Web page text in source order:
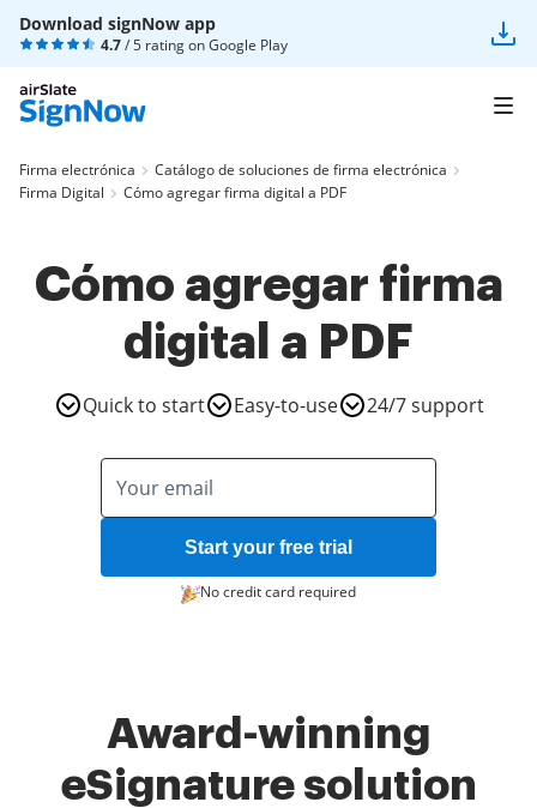
Download signNow app
4.7/ 5 rating onGoogle Play
Firma electrónica
Catálogo de soluciones de firma electrónica
Firma Digital
Cómo agregar firma digital a PDF
Cómo agregar firma
digital a PDF
Quick to start Easy-to-use 24/7 support
Start your free trial
No credit card required
Award-winning
eSignature solution